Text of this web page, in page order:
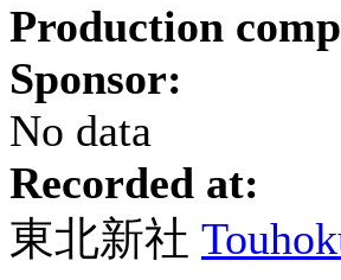
Production
Sponsor:
No data
Recorded at:
東北新社